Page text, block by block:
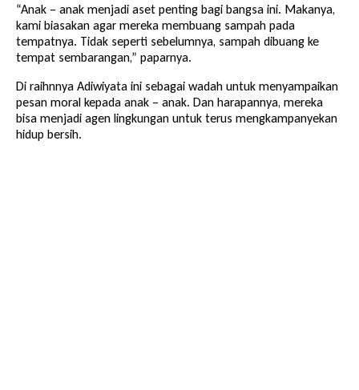
“Anak – anak menjadi aset penting bagi bangsa ini. Makanya,
kami biasakan agar mereka membuang sampah pada
tempatnya. Tidak seperti sebelumnya, sampah dibuang ke
tempat sembarangan,” paparnya.
Di raihnnya Adiwiyata ini sebagai wadah untuk menyampaikan
pesan moral kepada anak – anak. Dan harapannya, mereka
bisa menjadi agen lingkungan untuk terus mengkampanyekan
hidup bersih.